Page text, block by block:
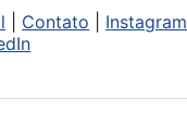
Contato Instagram